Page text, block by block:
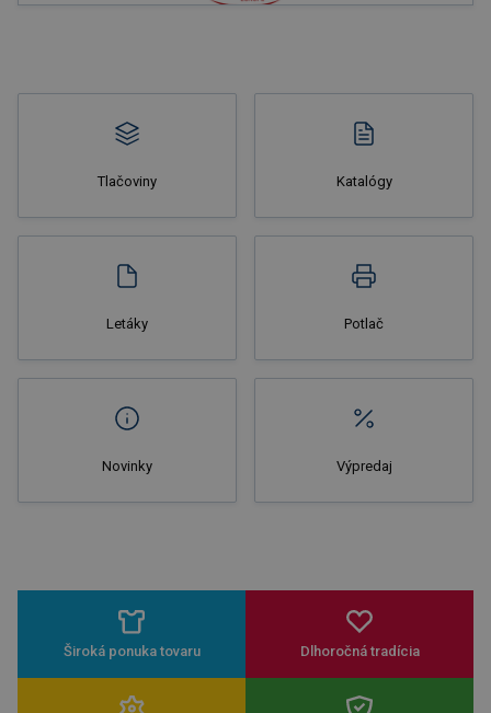
Tlačoviny Katalógy
Letáky Potlač
Novinky Výpredaj
Široká ponuka tovaru Dlhoročná tradícia